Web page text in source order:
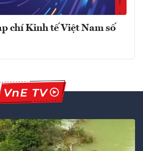
chí Kinh tế Việt Nam số